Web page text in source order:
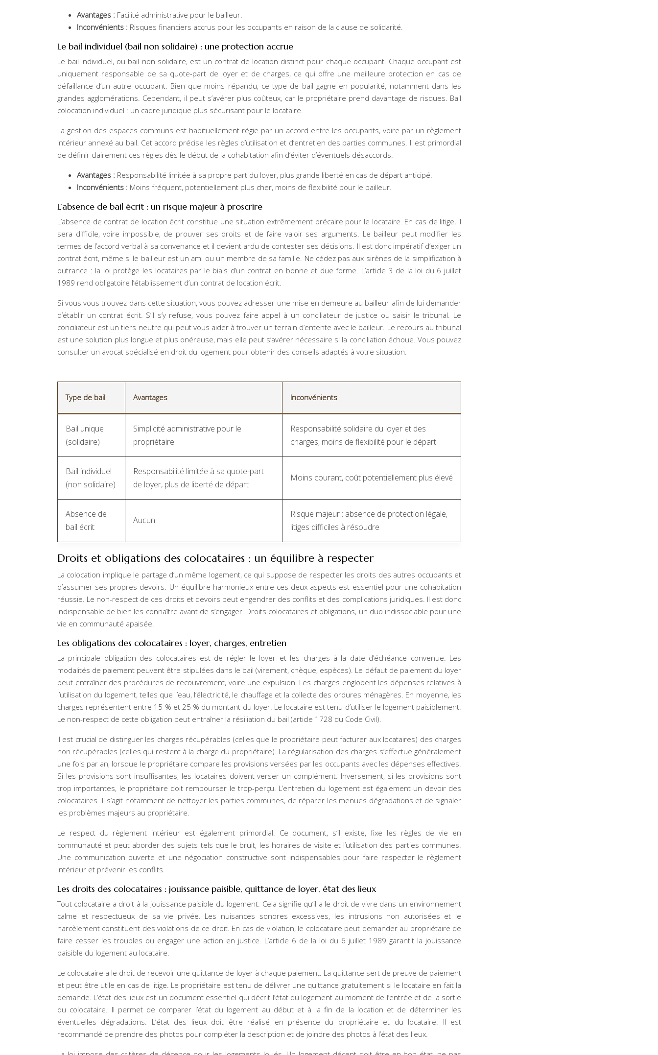
Avantages : Facilité administrative pour le bailleur.
Inconvénients : Risques financiers accrus pour les occupants en raison de la clause de solidarité.
Le bail individuel (bail non solidaire) : une protection accrue
Le bail individuel, ou bail non solidaire, est un contrat de location distinct pour chaque occupant. Chaque occupant est
uniquement responsable de sa quote-part de loyer et de charges, ce qui offre une meilleure protection en cas de
défaillance d’un autre occupant. Bien que moins répandu, ce type de bail gagne en popularité, notamment dans les
grandes agglomérations. Cependant, il peut s’avérer plus coûteux, car le propriétaire prend davantage de risques. Bail
colocation individuel : un cadre juridique plus sécurisant pour le locataire.
La gestion des espaces communs est habituellement régie par un accord entre les occupants, voire par un règlement
intérieur annexé au bail. Cet accord précise les règles d’utilisation et d’entretien des parties communes. Il est primordial
de définir clairement ces règles dès le début de la cohabitation afin d’éviter d’éventuels désaccords.
Avantages : Responsabilité limitée à sa propre part du loyer, plus grande liberté en cas de départ anticipé.
Inconvénients : Moins fréquent, potentiellement plus cher, moins de flexibilité pour le bailleur.
L’absence de bail écrit : un risque majeur à proscrire
L’absence de contrat de location écrit constitue une situation extrêmement précaire pour le locataire. En cas de litige, il
sera difficile, voire impossible, de prouver ses droits et de faire valoir ses arguments. Le bailleur peut modifier les
termes de l’accord verbal à sa convenance et il devient ardu de contester ses décisions. Il est donc impératif d’exiger un
contrat écrit, même si le bailleur est un ami ou un membre de sa famille. Ne cédez pas aux sirènes de la simplification à
outrance : la loi protège les locataires par le biais d’un contrat en bonne et due forme. L’article 3 de la loi du 6 juillet
1989 rend obligatoire l’établissement d’un contrat de location écrit.
Si vous vous trouvez dans cette situation, vous pouvez adresser une mise en demeure au bailleur afin de lui demander
d’établir un contrat écrit. S’il s’y refuse, vous pouvez faire appel à un conciliateur de justice ou saisir le tribunal. Le
conciliateur est un tiers neutre qui peut vous aider à trouver un terrain d’entente avec le bailleur. Le recours au tribunal
est une solution plus longue et plus onéreuse, mais elle peut s’avérer nécessaire si la conciliation échoue. Vous pouvez
consulter un avocat spécialisé en droit du logement pour obtenir des conseils adaptés à votre situation.
Type de bail Avantages Inconvénients
Bail unique
(solidaire)
Simplicité administrative pour le
propriétaire
Responsabilité solidaire du loyer et des
charges, moins de flexibilité pour le départ
Bail individuel
(non solidaire)
Responsabilité limitée à sa quote-part
de loyer, plus de liberté de départ
Moins courant, coût potentiellement plus élevé
Absence de
bail écrit
Aucun
Risque majeur : absence de protection légale,
litiges difficiles à résoudre
Droits et obligations des colocataires : un équilibre à respecter
La colocation implique le partage d’un même logement, ce qui suppose de respecter les droits des autres occupants et
d’assumer ses propres devoirs. Un équilibre harmonieux entre ces deux aspects est essentiel pour une cohabitation
réussie. Le non-respect de ces droits et devoirs peut engendrer des conflits et des complications juridiques. Il est donc
indispensable de bien les connaître avant de s’engager. Droits colocataires et obligations, un duo indissociable pour une
vie en communauté apaisée.
Les obligations des colocataires : loyer, charges, entretien
La principale obligation des colocataires est de régler le loyer et les charges à la date d’échéance convenue. Les
modalités de paiement peuvent être stipulées dans le bail (virement, chèque, espèces). Le défaut de paiement du loyer
peut entraîner des procédures de recouvrement, voire une expulsion. Les charges englobent les dépenses relatives à
l’utilisation du logement, telles que l’eau, l’électricité, le chauffage et la collecte des ordures ménagères. En moyenne, les
charges représentent entre 15 % et 25 % du montant du loyer. Le locataire est tenu d’utiliser le logement paisiblement.
Le non-respect de cette obligation peut entraîner la résiliation du bail (article 1728 du Code Civil).
Il est crucial de distinguer les charges récupérables (celles que le propriétaire peut facturer aux locataires) des charges
non récupérables (celles qui restent à la charge du propriétaire). La régularisation des charges s’effectue généralement
une fois par an, lorsque le propriétaire compare les provisions versées par les occupants avec les dépenses effectives.
Si les provisions sont insuffisantes, les locataires doivent verser un complément. Inversement, si les provisions sont
trop importantes, le propriétaire doit rembourser le trop-perçu. L’entretien du logement est également un devoir des
colocataires. Il s’agit notamment de nettoyer les parties communes, de réparer les menues dégradations et de signaler
les problèmes majeurs au propriétaire.
Le respect du règlement intérieur est également primordial. Ce document, s’il existe, fixe les règles de vie en
communauté et peut aborder des sujets tels que le bruit, les horaires de visite et l’utilisation des parties communes.
Une communication ouverte et une négociation constructive sont indispensables pour faire respecter le règlement
intérieur et prévenir les conflits.
Les droits des colocataires : jouissance paisible, quittance de loyer, état des lieux
Tout colocataire a droit à la jouissance paisible du logement. Cela signifie qu’il a le droit de vivre dans un environnement
calme et respectueux de sa vie privée. Les nuisances sonores excessives, les intrusions non autorisées et le
harcèlement constituent des violations de ce droit. En cas de violation, le colocataire peut demander au propriétaire de
faire cesser les troubles ou engager une action en justice. L’article 6 de la loi du 6 juillet 1989 garantit la jouissance
paisible du logement au locataire.
Le colocataire a le droit de recevoir une quittance de loyer à chaque paiement. La quittance sert de preuve de paiement
et peut être utile en cas de litige. Le propriétaire est tenu de délivrer une quittance gratuitement si le locataire en fait la
demande. L’état des lieux est un document essentiel qui décrit l’état du logement au moment de l’entrée et de la sortie
du colocataire. Il permet de comparer l’état du logement au début et à la fin de la location et de déterminer les
éventuelles dégradations. L’état des lieux doit être réalisé en présence du propriétaire et du locataire. Il est
recommandé de prendre des photos pour compléter la description et de joindre des photos à l’état des lieux.